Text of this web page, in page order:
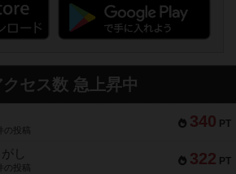
クセス数 急上昇中
340 PT
の投稿
322 PT
し
の投稿